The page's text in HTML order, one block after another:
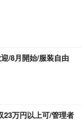
/8月開始/服装自由
23万円以上可/管理者